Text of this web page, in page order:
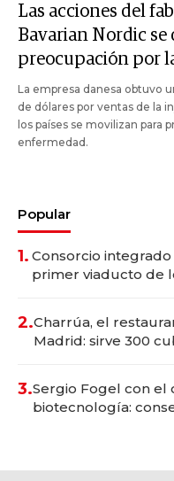
Las acciones del
Bavarian Nordic
preocupación por
La empresa danesa obtuvo
de dólares por ventas de la
los países se movilizan para
enfermedad.
Popular
1. Consorcio
primer viaducto de
2.Charrúa, el
Madrid: sirve 300
3.Sergio Fogel con el
biotecnología: